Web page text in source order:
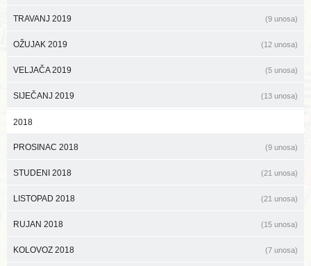
TRAVANJ 2019 (9 unosa)
OŽUJAK 2019 (12 unosa)
VELJAČA 2019 (5 unosa)
SIJEČANJ 2019 (13 unosa)
2018
PROSINAC 2018 (9 unosa)
STUDENI 2018 (21 unosa)
LISTOPAD 2018 (21 unosa)
RUJAN 2018 (15 unosa)
KOLOVOZ 2018 (7 unosa)